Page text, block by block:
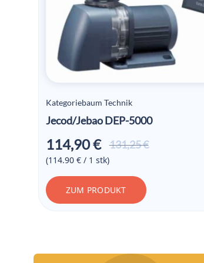
Kategoriebaum Technik
Jecod/Jebao DEP-5000
131,25€Ursprünglicher
114,90€
Aktueller
(114.90 € / 1 stk)
ZUM PRODUKT